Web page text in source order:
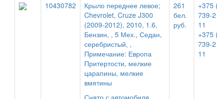
10430782
Крыло переднее левое;
Chevrolet, Cruze J300
(2009-2012), 2010, 1.6,
Бензин, , 5 Мех., Седан,
серебристый, ,
Примечание: Европа
Притертости, мелкие
царапины, мелкие
вмятины
Снято с автомобиля
261
бел.
руб.
+375
739-
11
+375
739-
11